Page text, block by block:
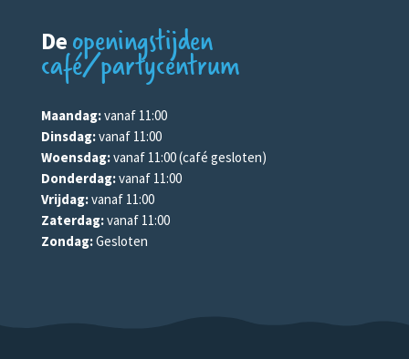
De openingstijden
café/partycentrum
Maandag:vanaf 11:00
Dinsdag:vanaf 11:00
Woensdag:vanaf 11:00 (café gesloten)
Donderdag:vanaf 11:00
Vrijdag:vanaf 11:00
Zaterdag:vanaf 11:00
Zondag:Gesloten